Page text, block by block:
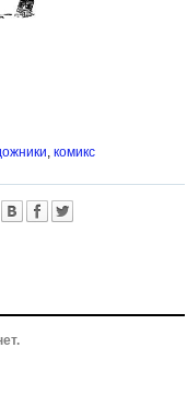
, комикс